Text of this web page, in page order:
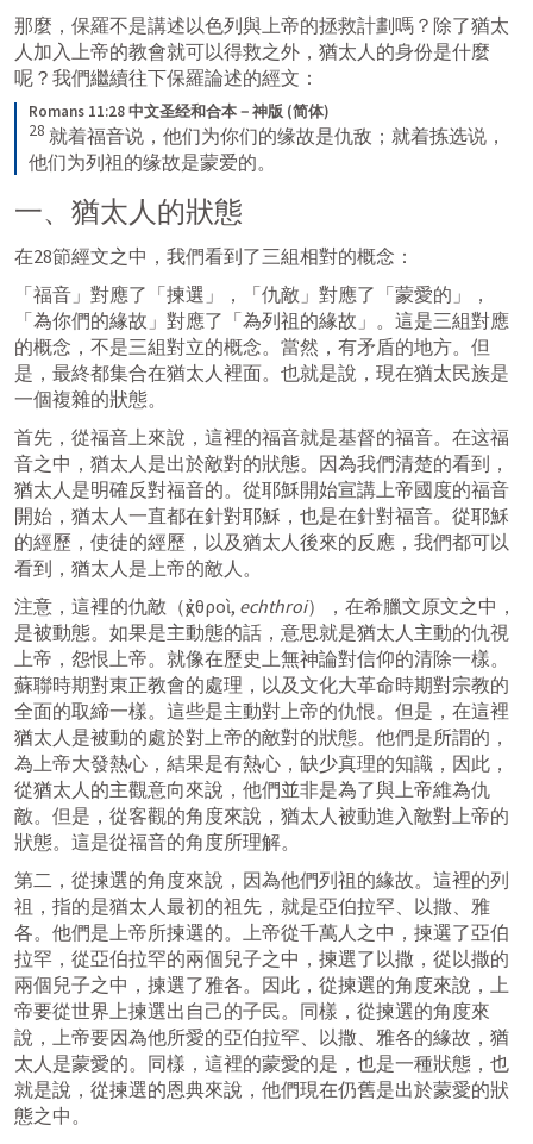
那麼，保羅不是講述以色列與上帝的拯救計劃嗎？除了猶太
人加入上帝的教會就可以得救之外，猶太人的身份是什麼
呢？我們繼續往下保羅論述的經文：
Romans 11:28 中文圣经和合本－神版 (简体)
28 就着福音说，他们为你们的缘故是仇敌；就着拣选说，
他们为列祖的缘故是蒙爱的。
一、猶太人的狀態
在28節經文之中，我們看到了三組相對的概念：
「福音」對應了「揀選」，「仇敵」對應了「蒙愛的」，
「為你們的緣故」對應了「為列祖的緣故」。這是三組對應
的概念，不是三組對立的概念。當然，有矛盾的地方。但
是，最終都集合在猶太人裡面。也就是說，現在猶太民族是
一個複雜的狀態。
首先，從福音上來說，這裡的福音就是基督的福音。在这福
音之中，猶太人是出於敵對的狀態。因為我們清楚的看到，
猶太人是明確反對福音的。從耶穌開始宣講上帝國度的福音
開始，猶太人一直都在針對耶穌，也是在針對福音。從耶穌
的經歷，使徒的經歷，以及猶太人後來的反應，我們都可以
看到，猶太人是上帝的敵人。
注意，這裡的仇敵（ἐχθροὶ, echthroi），在希臘文原文之中，
是被動態。如果是主動態的話，意思就是猶太人主動的仇視
上帝，怨恨上帝。就像在歷史上無神論對信仰的清除一樣。
蘇聯時期對東正教會的處理，以及文化大革命時期對宗教的
全面的取締一樣。這些是主動對上帝的仇恨。但是，在這裡
猶太人是被動的處於對上帝的敵對的狀態。他們是所謂的，
為上帝大發熱心，結果是有熱心，缺少真理的知識，因此，
從猶太人的主觀意向來說，他們並非是為了與上帝維為仇
敵。但是，從客觀的角度來說，猶太人被動進入敵對上帝的
狀態。這是從福音的角度所理解。
第二，從揀選的角度來說，因為他們列祖的緣故。這裡的列
祖，指的是猶太人最初的祖先，就是亞伯拉罕、以撒、雅
各。他們是上帝所揀選的。上帝從千萬人之中，揀選了亞伯
拉罕，從亞伯拉罕的兩個兒子之中，揀選了以撒，從以撒的
兩個兒子之中，揀選了雅各。因此，從揀選的角度來說，上
帝要從世界上揀選出自己的子民。同樣，從揀選的角度來
說，上帝要因為他所愛的亞伯拉罕、以撒、雅各的緣故，猶
太人是蒙愛的。同樣，這裡的蒙愛的是，也是一種狀態，也
就是說，從揀選的恩典來說，他們現在仍舊是出於蒙愛的狀
態之中。